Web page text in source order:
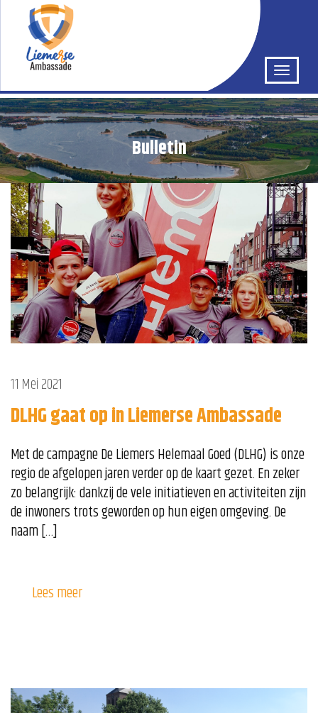
Bulletin
11 Mei 2021
DLHG gaat op in Liemerse Ambassade
Met de campagne De Liemers Helemaal Goed (DLHG) is onze
regio de afgelopen jaren verder op de kaart gezet. En zeker
zo belangrijk: dankzij de vele initiatieven en activiteiten zijn
de inwoners trots geworden op hun eigen omgeving. De
naam […]
Lees meer